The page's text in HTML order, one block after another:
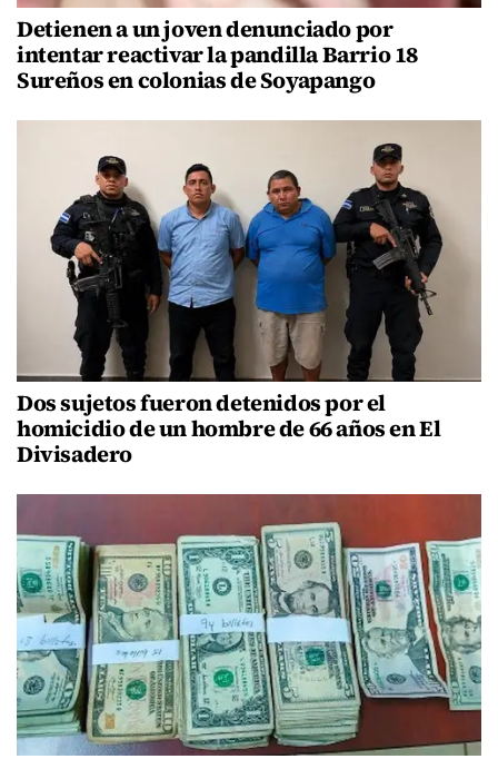
Detienen a un joven denunciado por
intentar reactivar la pandilla Barrio 18
Sureños en colonias de Soyapango
Dos sujetos fueron detenidos por el
homicidio de un hombre de 66 años en El
Divisadero